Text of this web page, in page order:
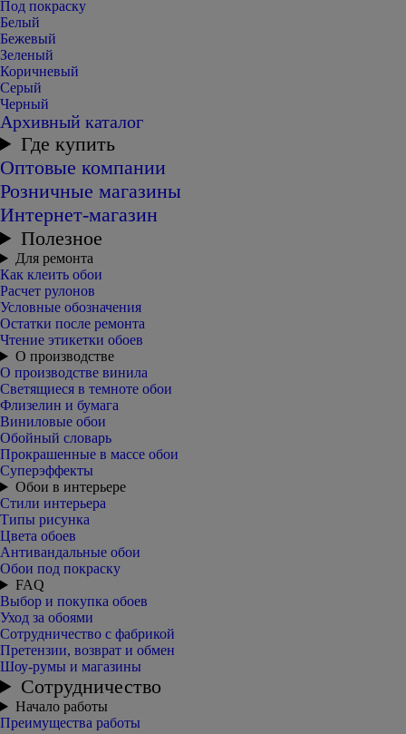
Под покраску
Белый
Бежевый
Зеленый
Коричневый
Серый
Черный
Архивный каталог
Где купить
Оптовые компании
Розничные магазины
Интернет-магазин
Полезное
Для ремонта
Как клеить обои
Расчет рулонов
Условные обозначения
Остатки после ремонта
Чтение этикетки обоев
О производстве
О производстве винила
Светящиеся в темноте обои
Флизелин и бумага
Виниловые обои
Обойный словарь
Прокрашенные в массе обои
Суперэффекты
Обои в интерьере
Стили интерьера
Типы рисунка
Цвета обоев
Антивандальные обои
Обои под покраску
FAQ
Выбор и покупка обоев
Уход за обоями
Сотрудничество с фабрикой
Претензии, возврат и обмен
Шоу-румы и магазины
Сотрудничество
Начало работы
Преимущества работы